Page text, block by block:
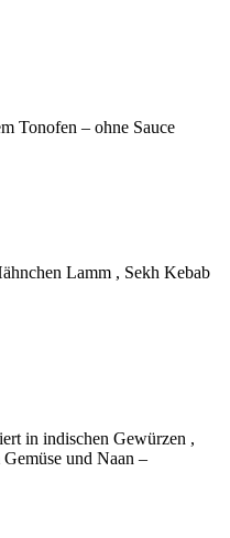
Tonofen – ohne Sauce
Lamm , Sekh Kebab
in indischen Gewürzen ,
und Naan –